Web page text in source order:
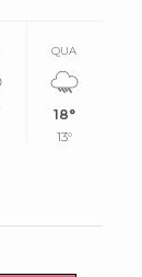
QUA
18°
13°